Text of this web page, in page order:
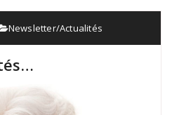
Newsletter/Actualités